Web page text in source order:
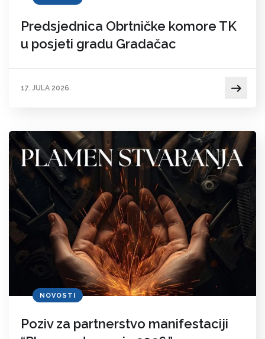
Predsjednica Obrtničke komore TK
u posjeti gradu Gradačac
17. JULA 2026.
NOVOSTI
Poziv za partnerstvo manifestaciji